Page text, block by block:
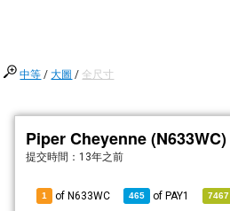
中等 /大圖 / 全尺寸
Piper Cheyenne (N633WC)
提交時間： 13年之前
1 of N633WC 465 ofPAY1 7467